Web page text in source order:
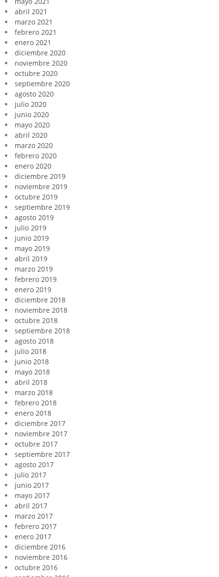
abril 2021
marzo 2021
febrero 2021
enero 2021
diciembre 2020
noviembre 2020
octubre 2020
septiembre 2020
agosto 2020
julio 2020
junio 2020
mayo 2020
abril 2020
marzo 2020
febrero 2020
enero 2020
diciembre 2019
noviembre 2019
octubre 2019
septiembre 2019
agosto 2019
julio 2019
junio 2019
mayo 2019
abril 2019
marzo 2019
febrero 2019
enero 2019
diciembre 2018
noviembre 2018
octubre 2018
septiembre 2018
agosto 2018
julio 2018
junio 2018
mayo 2018
abril 2018
marzo 2018
febrero 2018
enero 2018
diciembre 2017
noviembre 2017
octubre 2017
septiembre 2017
agosto 2017
julio 2017
junio 2017
mayo 2017
abril 2017
marzo 2017
febrero 2017
enero 2017
diciembre 2016
noviembre 2016
octubre 2016